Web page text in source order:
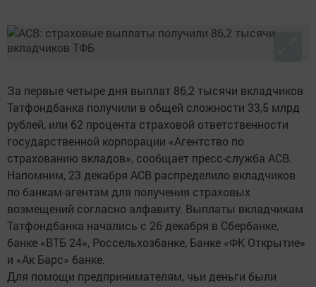
За первые четыре дня выплат 86,2 тысячи вкладчиков
Татфондбанка получили в общей сложности 33,5 млрд
рублей, или 62 процента страховой ответственности
государственной корпорации «Агентство по
страхованию вкладов», сообщает пресс-служба АСВ.
Напомним, 23 декабря АСВ распределило вкладчиков
по банкам-агентам для получения страховых
возмещений согласно алфавиту. Выплаты вкладчикам
Татфондбанка начались с 26 декабря в Сбербанке,
банке «ВТБ 24», Россельхозбанке, Банке «ФК Открытие»
и «Ак Барс» банке.
Для помощи предпринимателям, чьи деньги были